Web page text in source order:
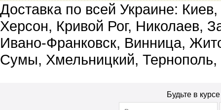
Доставка по всей Украине:
Херсон, Кривой Рог, Николаев,
Ивано-Франковск, Винница,
Сумы, Хмельницкий, Тернополь,
Будьте в